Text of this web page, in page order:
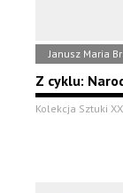
Janusz Maria
Z cyklu:
Kolekcja Sztuki